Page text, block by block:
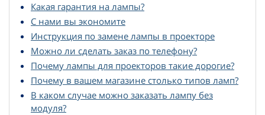
Какая гарантия на лампы?
С нами вы экономите
Инструкция по замене лампы в проекторе
Можно ли сделать заказ по телефону?
Почему лампы для проекторов такие дорогие?
Почему в вашем магазине столько типов ламп?
В каком случае можно заказать лампу без
модуля?